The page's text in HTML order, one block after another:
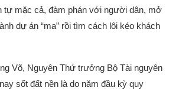
tự mặc cả, đàm phán với người dân, mở
dự án “ma” rồi tìm cách lôi kéo khách
Võ, Nguyên Thứ trưởng Bộ Tài nguyên
sốt đất nền là do năm đầu kỳ quy